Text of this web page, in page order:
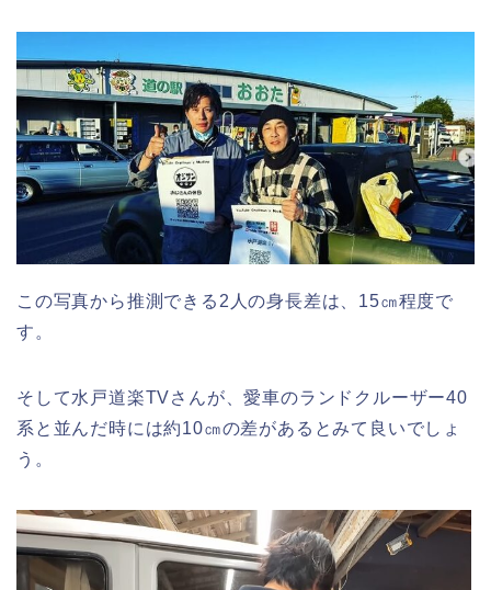
この写真から推測できる2人の身長差は、15㎝程度で
す。
そして水戸道楽TVさんが、愛車のランドクルーザー40
系と並んだ時には約10㎝の差があるとみて良いでしょ
う。